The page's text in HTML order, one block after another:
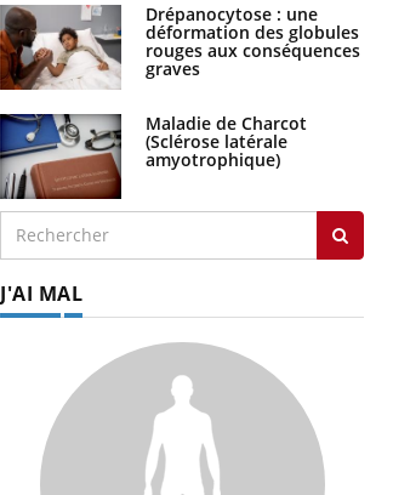
Drépanocytose : une
déformation des globules
rouges aux conséquences
graves
Maladie de Charcot
(Sclérose latérale
amyotrophique)
J'AI MAL